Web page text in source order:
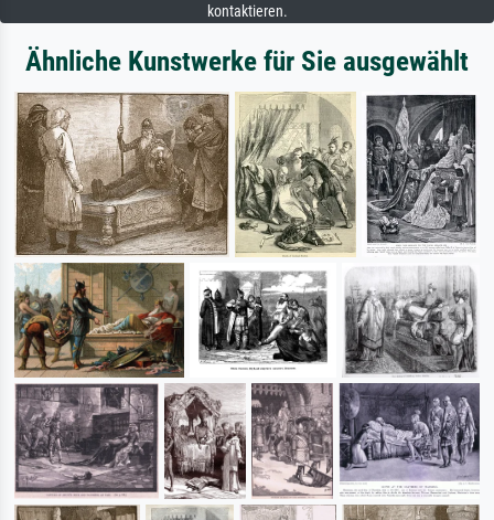
kontaktieren.
Ähnliche Kunstwerke für Sie ausgewählt